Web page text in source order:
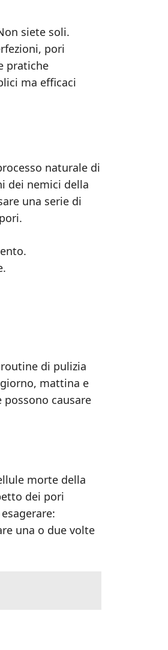
siete soli.
pori
pratiche
ma efficaci
naturale di
dei nemici della
una serie di
di pulizia
mattina e
possono causare
morte della
dei pori
una o due volte